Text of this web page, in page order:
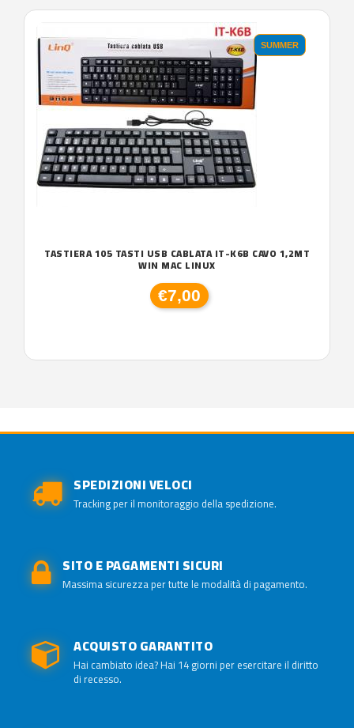
SUMMER
TASTIERA 105 TASTI USB CABLATA IT-K6B CAVO 1,2MT
WIN MAC LINUX
€7,00
SPEDIZIONI VELOCI
Tracking per il monitoraggio della spedizione.
SITO E PAGAMENTI SICURI
Massima sicurezza per tutte le modalità di pagamento.
ACQUISTO GARANTITO
Hai cambiato idea? Hai 14 giorni per esercitare il diritto
di recesso.